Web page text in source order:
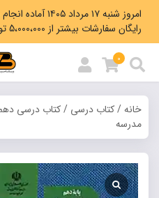
امروز شنبه ۱۷
رایگان سفارشات بیشتر از 5،000،000 تومان.
0
خانه/کتاب درسی /کتاب درسی
مدرسه